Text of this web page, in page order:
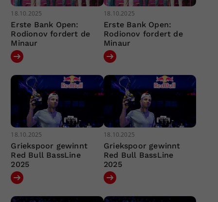
18.10.2025
Erste Bank Open:
Rodionov fordert de
Minaur
18.10.2025
Erste Bank Open:
Rodionov fordert de
Minaur
18.10.2025
Griekspoor gewinnt
Red Bull BassLine
2025
18.10.2025
Griekspoor gewinnt
Red Bull BassLine
2025